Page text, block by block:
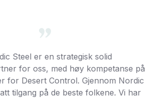
Steel er en strategisk solid
for oss, med høy kompetanse på
for Desert Control. Gjennom Nordic
tilgang på de beste folkene. Vi har